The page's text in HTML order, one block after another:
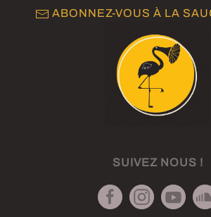
ABONNEZ-VOUS À LA
SUIVEZ NOUS !